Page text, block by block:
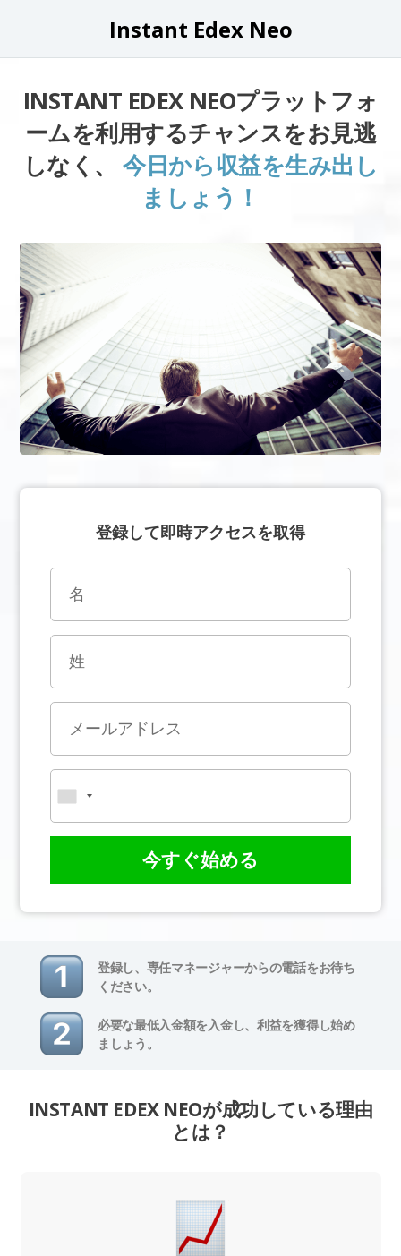
Instant Edex Neo
INSTANT EDEX NEOプラットフォ
ームを利用するチャンスをお見逃
しなく、今日から収益を生み出し
ましょう！
登録して即時アクセスを取得
今すぐ始める
登録し、専任マネージャーからの電話をお待ち
ください。
必要な最低入金額を入金し、利益を獲得し始め
ましょう。
INSTANT EDEX NEOが成功している理由
とは？